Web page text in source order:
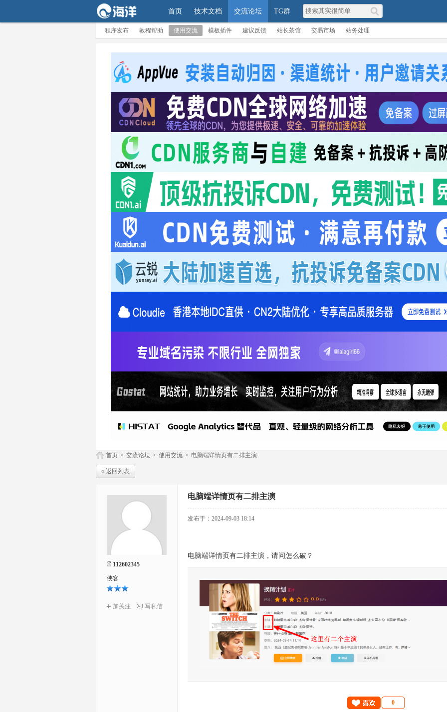
首页 技术文档 交流论坛 TG群
程序发布 教程帮助 使用交流 模板插件 建议反馈 站长茶馆 交易市场 站务处理
首页 > 交流论坛 > 使用交流 > 电脑端详情页有二排主演
« 返回列表
112602345
侠客
加关注 写私信
电脑端详情页有二排主演
发布于：2024-09-03 18:14
电脑端详情页有二排主演，请问怎么破？
0